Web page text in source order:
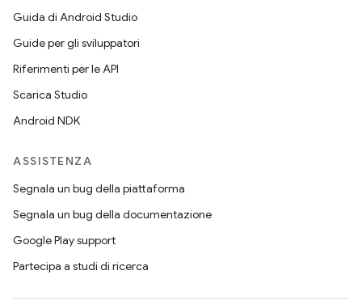
Guida di Android Studio
Guide per gli sviluppatori
Riferimenti per le API
Scarica Studio
Android NDK
ASSISTENZA
Segnala un bug della piattaforma
Segnala un bug della documentazione
Google Play support
Partecipa a studi di ricerca